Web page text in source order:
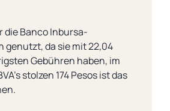
die Banco Inbursa-
genutzt, da sie mit 22,04
Gebühren haben, im
stolzen 174 Pesos ist das